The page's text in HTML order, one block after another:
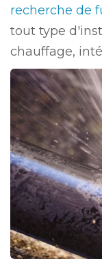
recherche de
tout type
chauffage,